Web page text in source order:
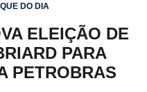
DO DIA
ELEIÇÃO DE
PARA
PETROBRAS